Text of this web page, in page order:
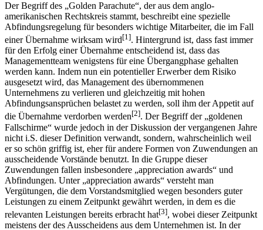
Der Begriff des „Golden Parachute“, der aus dem anglo-
amerikanischen Rechtskreis stammt, beschreibt eine spezielle
Abfindungsregelung für besonders wichtige Mitarbeiter, die im Fall
einer Übernahme wirksam wird[1]. Hintergrund ist, dass fast immer
für den Erfolg einer Übernahme entscheidend ist, dass das
Managementteam wenigstens für eine Übergangphase gehalten
werden kann. Indem nun ein potentieller Erwerber dem Risiko
ausgesetzt wird, das Management des übernommenen
Unternehmens zu verlieren und gleichzeitig mit hohen
Abfindungsansprüchen belastet zu werden, soll ihm der Appetit auf
die Übernahme verdorben werden[2]. Der Begriff der „goldenen
Fallschirme“ wurde jedoch in der Diskussion der vergangenen Jahre
nicht i.S. dieser Definition verwandt, sondern, wahrscheinlich weil
er so schön griffig ist, eher für andere Formen von Zuwendungen an
ausscheidende Vorstände benutzt. In die Gruppe dieser
Zuwendungen fallen insbesondere „appreciation awards“ und
Abfindungen. Unter „appreciation awards“ versteht man
Vergütungen, die dem Vorstandsmitglied wegen besonders guter
Leistungen zu einem Zeitpunkt gewährt werden, in dem es die
relevanten Leistungen bereits erbracht hat[3], wobei dieser Zeitpunkt
meistens der des Ausscheidens aus dem Unternehmen ist. In der